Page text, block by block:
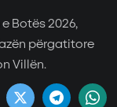
Botës 2026,
përgatitore
Villën.